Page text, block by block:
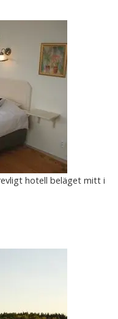
hotell beläget mitt i